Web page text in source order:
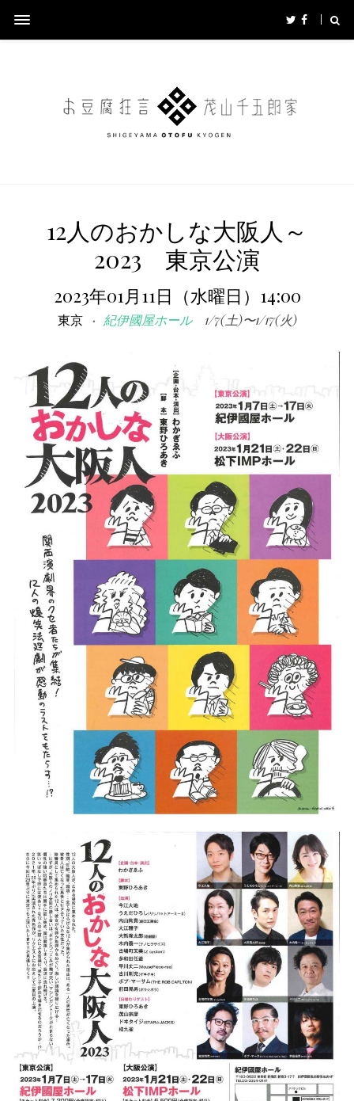
12人のおかしな大阪人～
2023 東京公演
2023年01月11日（水曜日）14:00
東京 紀伊國屋ホール1/7(土)〜1/17(火)